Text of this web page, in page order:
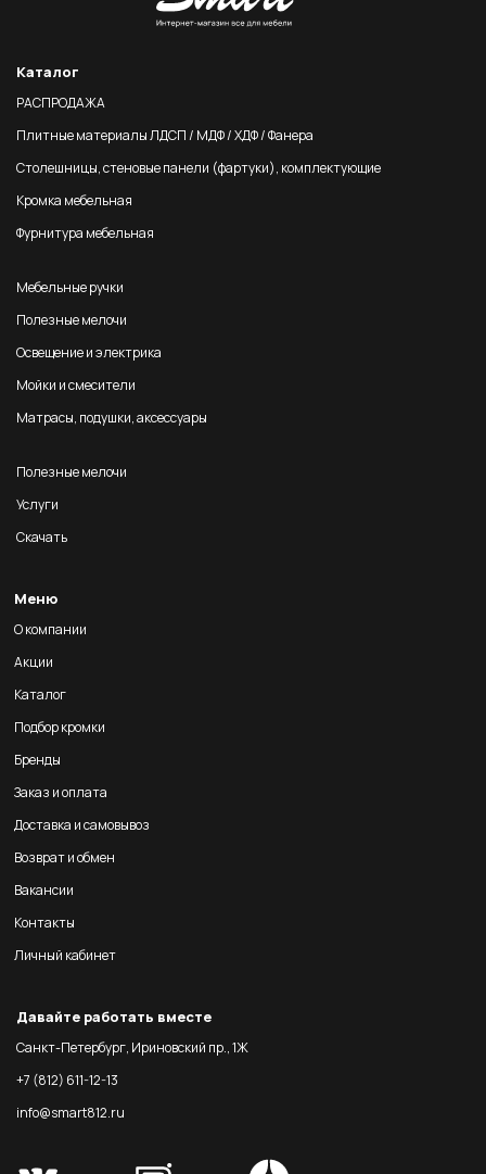
Каталог
РАСПРОДАЖА
Плитные материалы ЛДСП / МДФ / ХДФ / Фанера
Столешницы, стеновые панели (фартуки), комплектующие
Кромка мебельная
Фурнитура мебельная
Мебельные ручки
Полезные мелочи
Освещение и электрика
Мойки и смесители
Матрасы, подушки, аксессуары
Полезные мелочи
Услуги
Скачать
Меню
О компании
Акции
Каталог
Подбор кромки
Бренды
Заказ и оплата
Доставка и самовывоз
Возврат и обмен
Вакансии
Контакты
Личный кабинет
Давайте работать вместе
Санкт-Петербург, Ириновский пр., 1Ж
+7 (812) 611-12-13
info@smart812.ru